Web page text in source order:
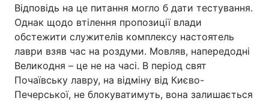
Відповідь на це питання могло б дати тестування.
Однак щодо втілення пропозиції влади
обстежити служителів комплексу настоятель
лаври взяв час на роздуми. Мовляв, напередодні
Великодня – це не на часі. В період свят
Почаївську лавру, на відміну від Києво-
Печерської, не блокуватимуть, вона залишається